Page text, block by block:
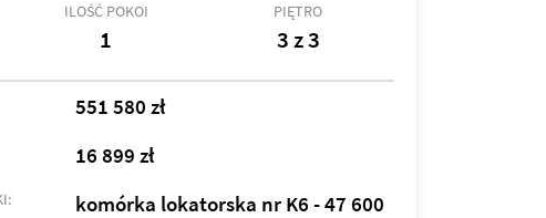
ILOŚĆ POKOI
1
PIĘTRO
3 z 3
551 580 zł
16 899 zł
komórka lokatorska nr K6 - 47 600